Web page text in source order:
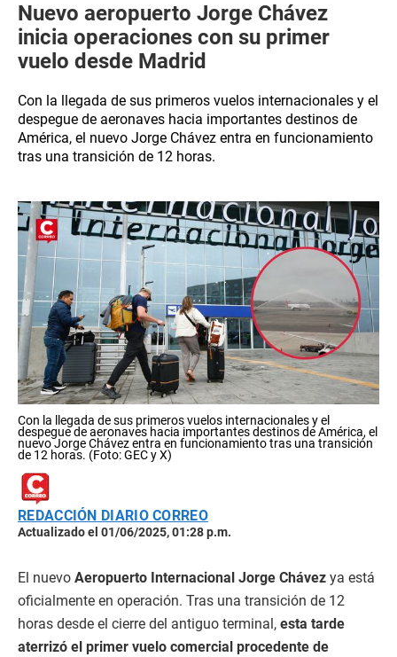
Nuevo aeropuerto Jorge Chávez
inicia operaciones con su primer
vuelo desde Madrid
Con la llegada de sus primeros vuelos internacionales y el
despegue de aeronaves hacia importantes destinos de
América, el nuevo Jorge Chávez entra en funcionamiento
tras una transición de 12 horas.
Con la llegada de sus primeros vuelos internacionales y el
despegue de aeronaves hacia importantes destinos de América, el
nuevo Jorge Chávez entra en funcionamiento tras una transición
de 12 horas. (Foto: GEC y X)
REDACCIÓN DIARIO CORREO
Actualizado el 01/06/2025, 01:28 p.m.
El nuevo Aeropuerto Internacional Jorge Chávez ya está
oficialmente en operación. Tras una transición de 12
horas desde el cierre del antiguo terminal, esta tarde
aterrizó el primer vuelo comercial procedente de